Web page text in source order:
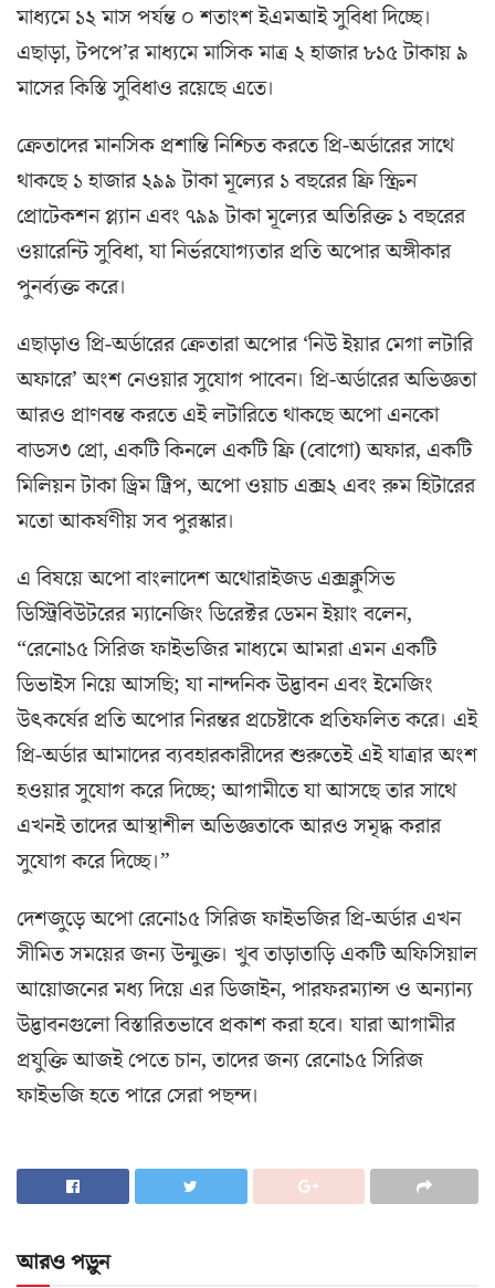
মাধ্যমে ১২ মাস পর্যন্ত ০ শতাংশ ইএমআই সুবিধা দিচ্ছে।
এছাড়া, টপপে’র মাধ্যমে মাসিক মাত্র ২ হাজার ৮১৫ টাকায় ৯
মাসের কিস্তি সুবিধাও রয়েছে এতে।
ক্রেতাদের মানসিক প্রশান্তি নিশ্চিত করতে প্রি-অর্ডারের সাথে
থাকছে ১ হাজার ২৯৯ টাকা মূল্যের ১ বছরের ফ্রি স্ক্রিন
প্রোটেকশন প্ল্যান এবং ৭৯৯ টাকা মূল্যের অতিরিক্ত ১ বছরের
ওয়ারেন্টি সুবিধা, যা নির্ভরযোগ্যতার প্রতি অপোর অঙ্গীকার
পুনর্ব্যক্ত করে।
এছাড়াও প্রি-অর্ডারের ক্রেতারা অপোর ‘নিউ ইয়ার মেগা লটারি
অফারে’ অংশ নেওয়ার সুযোগ পাবেন। প্রি-অর্ডারের অভিজ্ঞতা
আরও প্রাণবন্ত করতে এই লটারিতে থাকছে অপো এনকো
বাডস৩ প্রো, একটি কিনলে একটি ফ্রি (বোগো) অফার, একটি
মিলিয়ন টাকা ড্রিম ট্রিপ, অপো ওয়াচ এক্স২ এবং রুম হিটারের
মতো আকর্ষণীয় সব পুরস্কার।
এ বিষয়ে অপো বাংলাদেশ অথোরাইজড এক্সক্লুসিভ
ডিস্ট্রিবিউটরের ম্যানেজিং ডিরেক্টর ডেমন ইয়াং বলেন,
“রেনো১৫ সিরিজ ফাইভজির মাধ্যমে আমরা এমন একটি
ডিভাইস নিয়ে আসছি; যা নান্দনিক উদ্ভাবন এবং ইমেজিং
উৎকর্ষের প্রতি অপোর নিরন্তর প্রচেষ্টাকে প্রতিফলিত করে। এই
প্রি-অর্ডার আমাদের ব্যবহারকারীদের শুরুতেই এই যাত্রার অংশ
হওয়ার সুযোগ করে দিচ্ছে; আগামীতে যা আসছে তার সাথে
এখনই তাদের আস্থাশীল অভিজ্ঞতাকে আরও সমৃদ্ধ করার
সুযোগ করে দিচ্ছে।”
দেশজুড়ে অপো রেনো১৫ সিরিজ ফাইভজির প্রি-অর্ডার এখন
সীমিত সময়ের জন্য উন্মুক্ত। খুব তাড়াতাড়ি একটি অফিসিয়াল
আয়োজনের মধ্য দিয়ে এর ডিজাইন, পারফরম্যান্স ও অন্যান্য
উদ্ভাবনগুলো বিস্তারিতভাবে প্রকাশ করা হবে। যারা আগামীর
প্রযুক্তি আজই পেতে চান, তাদের জন্য রেনো১৫ সিরিজ
ফাইভজি হতে পারে সেরা পছন্দ।
আরও পড়ুন